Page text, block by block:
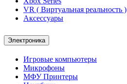
VR ( Виртуальная реальность )
Аксессуары
Электроника
Игровые компьютеры
Микрофоны
МФУ Принтеры